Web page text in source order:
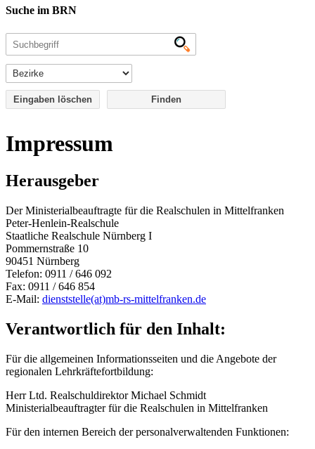
Suche im BRN
Eingaben löschen
Impressum
Herausgeber
Der Ministerialbeauftragte für die Realschulen in Mittelfranken
Peter-Henlein-Realschule
Staatliche Realschule Nürnberg I
Pommernstraße 10
90451 Nürnberg
Telefon: 0911 / 646 092
Fax: 0911 / 646 854
E-Mail: dienststelle(at)mb-rs-mittelfranken.de
Verantwortlich für den Inhalt:
Für die allgemeinen Informationsseiten und die Angebote der
regionalen Lehrkräftefortbildung:
Herr Ltd. Realschuldirektor Michael Schmidt
Ministerialbeauftragter für die Realschulen in Mittelfranken
Für den internen Bereich der personalverwaltenden Funktionen: